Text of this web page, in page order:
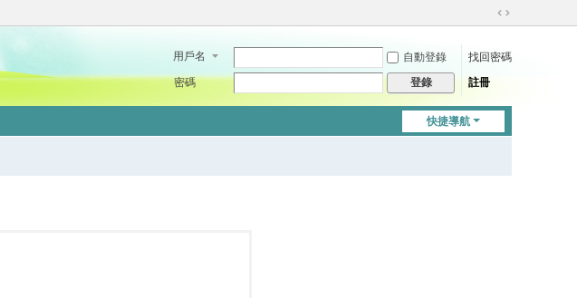
切
到
用戶名 自動登錄
找回密碼
密碼
登錄 註冊
快捷導航